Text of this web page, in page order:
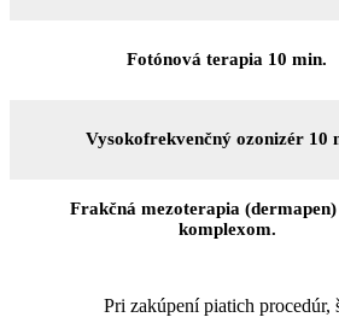
Fotónová terapia 10 min.
Vysokofrekvenčný ozonizér 10
Frakčná mezoterapia
komplexom.
Pri zakúpení piatich procedúr,